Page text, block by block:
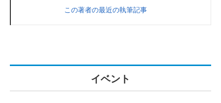
この著者の最近の執筆記事
イベント